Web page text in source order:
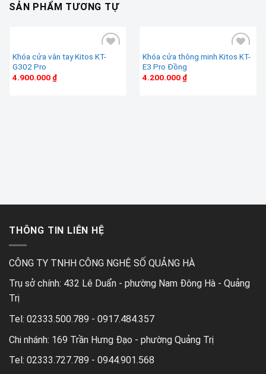
SẢN PHẨM TƯƠNG TỰ
Add to wishlist
Khóa cửa vân tay Kitos KT-
G302 Pro
4.900.000 ₫ Add to wishlist
Khóa cửa thông minh Kitos KT-
E3 Pro Đồng
4.200.000 ₫
THÔNG TIN LIÊN HỆ
CÔNG TY TNHH CÔNG NGHỆ SỐ QUẢNG HÀ
Trụ sở chính: 432 Lê Duẩn - phường Nam Đông Hà - Quảng
Trị
Tel: 02333.500.789 - 0917.484.357
Chi nhánh: 169 Trần Hưng Đạo - phường Quảng Trị
Tel: 02333.727.789 - 0944.901.568